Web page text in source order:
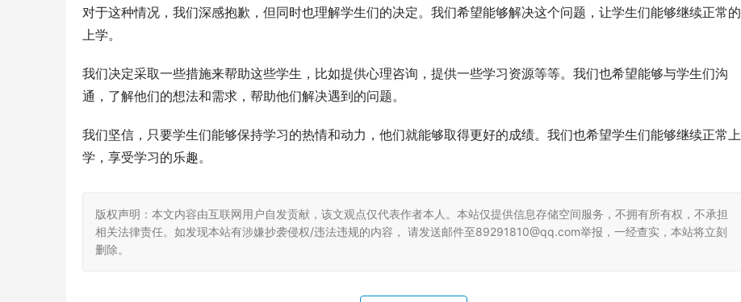
对于这种情况，我们深感抱歉，但同时也理解学生们的决定。我们希望能够解决这个问题，让学生们能够继续正常的
上学。
我们决定采取一些措施来帮助这些学生，比如提供心理咨询，提供一些学习资源等等。我们也希望能够与学生们沟
通，了解他们的想法和需求，帮助他们解决遇到的问题。
我们坚信，只要学生们能够保持学习的热情和动力，他们就能够取得更好的成绩。我们也希望学生们能够继续正常上
学，享受学习的乐趣。
版权声明：本文内容由互联网用户自发贡献，该文观点仅代表作者本人。本站仅提供信息存储空间服务，不拥有所有权，不承担
相关法律责任。如发现本站有涉嫌抄袭侵权/违法违规的内容， 请发送邮件至89291810@qq.com举报，一经查实，本站将立刻
删除。